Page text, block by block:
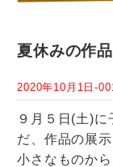
夏休みの作
2020年10月1日-
９月５日(土)
だ、作品の展
小さなものか